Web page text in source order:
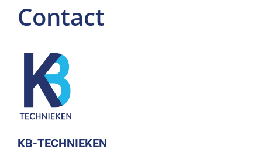
Contact
KB-TECHNIEKEN